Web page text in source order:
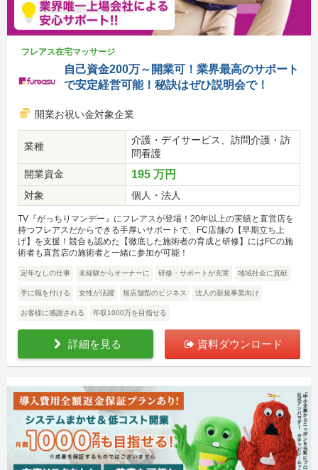
フレアス在宅マッサージ
自己資金200万～開業可！業界最高のサポート
で安定経営可能！秘訣はぜひ説明会で！
開業お祝い金対象企業
業種
介護・デイサービス、訪問介護・訪
問看護
開業資金
195 万円
対象 個人・法人
TV『がっちりマンデー』にフレアスが登場！20年以上の実績と直営店を
持つフレアスだからできる手厚いサポートで、FC店舗の【早期立ち上
げ】を支援！競合も認めた【徹底した施術者の育成と研修】にはFCの施
術者も直営店の施術者と一緒に参加が可能！
定年なしの仕事 未経験からオーナーに 研修・サポートが充実 地域社会に貢献
手に職を付ける 女性が活躍 無店舗型のビジネス 法人の新規事業向け
お客様に感謝される 年収1000万を目指せる
詳細を見る 資料ダウンロード